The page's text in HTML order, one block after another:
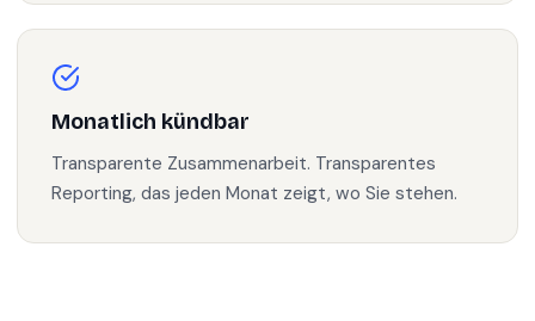
Monatlich kündbar
Transparente Zusammenarbeit. Transparentes
Reporting, das jeden Monat zeigt, wo Sie stehen.